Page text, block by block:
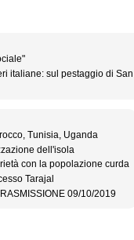
italiane: sul pestaggio di San
Tunisia, Uganda
dell'isola
con la popolazione curda
Tarajal
09/10/2019